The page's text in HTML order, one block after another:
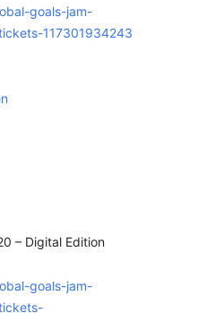
goals-jam-
117301934243
– Digital Edition
goals-jam-